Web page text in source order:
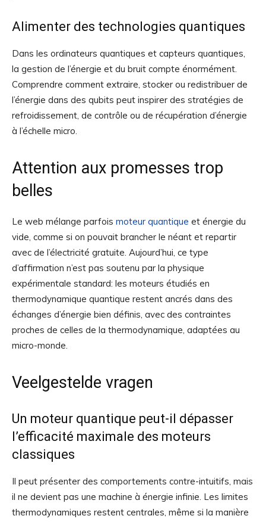
Alimenter des technologies quantiques
Dans les ordinateurs quantiques et capteurs quantiques,
la gestion de l’énergie et du bruit compte énormément.
Comprendre comment extraire, stocker ou redistribuer de
l’énergie dans des qubits peut inspirer des stratégies de
refroidissement, de contrôle ou de récupération d’énergie
à l’échelle micro.
Attention aux promesses trop
belles
Le web mélange parfois moteur quantique et énergie du
vide, comme si on pouvait brancher le néant et repartir
avec de l’électricité gratuite. Aujourd’hui, ce type
d’affirmation n’est pas soutenu par la physique
expérimentale standard: les moteurs étudiés en
thermodynamique quantique restent ancrés dans des
échanges d’énergie bien définis, avec des contraintes
proches de celles de la thermodynamique, adaptées au
micro-monde.
Veelgestelde vragen
Un moteur quantique peut-il dépasser
l’efficacité maximale des moteurs
classiques
Il peut présenter des comportements contre-intuitifs, mais
il ne devient pas une machine à énergie infinie. Les limites
thermodynamiques restent centrales, même si la manière